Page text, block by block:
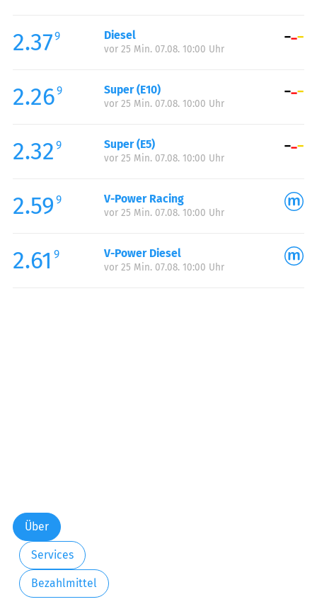
Mittwoch:
05:00-23:00
Donnerstag:
Samstag:
06:00-23:00
Sonntag:
2.379 Diesel
vor 25 Min. 07.08. 10:00 Uhr
2.269 Super (E10)
vor 25 Min. 07.08. 10:00 Uhr
2.32 9 Super (E5)
vor 25 Min. 07.08. 10:00 Uhr
2.59 9 V-Power Racing
vor 25 Min. 07.08. 10:00 Uhr
2.61 9 V-Power Diesel
vor 25 Min. 07.08. 10:00 Uhr
Über
Services
Bezahlmittel